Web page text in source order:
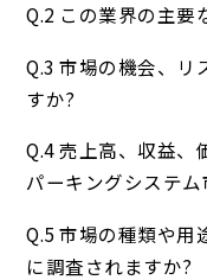
Q.2 この業界の主要
Q.3 市場の機会、リ
すか?
Q.4 売上高、収益、
パーキングシステ
Q.5 市場の種類や用
に調査されますか?